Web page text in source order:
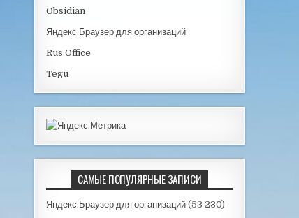
Obsidian
Яндекс.Браузер для организаций
Rus Office
Tegu
САМЫЕ ПОПУЛЯРНЫЕ ЗАПИСИ
Яндекс.Браузер для организаций (53 230)